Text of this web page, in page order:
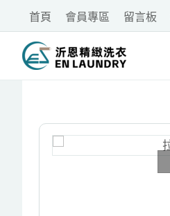
首頁 會員專區 留言板